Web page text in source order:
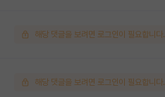
해당 댓글을 보려면 로그인이 필요합니다.
해당 댓글을 보려면 로그인이 필요합니다.